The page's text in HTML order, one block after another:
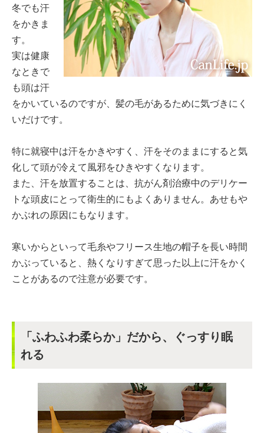
冬でも汗
をかきま
す。
実は健康
なときで
も頭は汗
をかいているのですが、髪の毛があるために気づきにく
いだけです。
特に就寝中は汗をかきやすく、汗をそのままにすると気
化して頭が冷えて風邪をひきやすくなります。
また、汗を放置することは、抗がん剤治療中のデリケー
トな頭皮にとって衛生的にもよくありません。あせもや
かぶれの原因にもなります。
寒いからといって毛糸やフリース生地の帽子を長い時間
かぶっていると、熱くなりすぎて思った以上に汗をかく
ことがあるので注意が必要です。
「ふわふわ柔らか」だから、ぐっすり眠
れる